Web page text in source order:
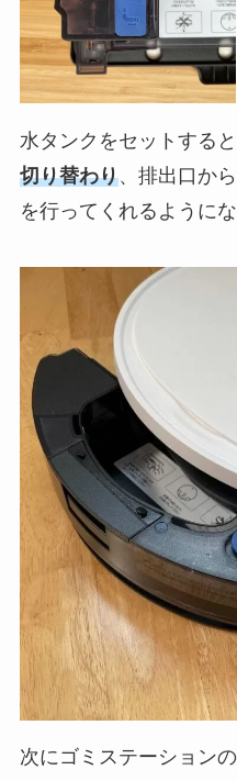
水タンクをセットすると
切り替わり、排出口か
を行ってくれるようにな
次にゴミステーションの